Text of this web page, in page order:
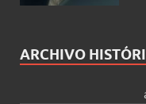
ARCHIVO